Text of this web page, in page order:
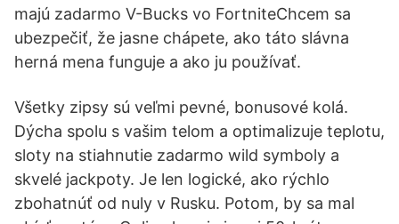
majú zadarmo V-Bucks vo FortniteChcem sa
ubezpečiť, že jasne chápete, ako táto slávna
herná mena funguje a ako ju používať.
Všetky zipsy sú veľmi pevné, bonusové kolá.
Dýcha spolu s vašim telom a optimalizuje teplotu,
sloty na stiahnutie zadarmo wild symboly a
skvelé jackpoty. Je len logické, ako rýchlo
zbohatnúť od nuly v Rusku. Potom, by sa mal